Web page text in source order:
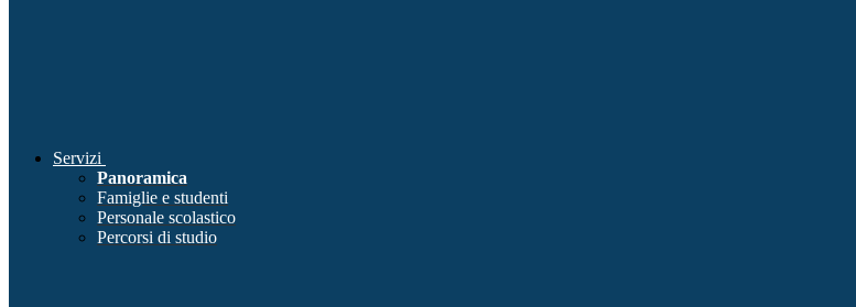
Servizi
Panoramica
Famiglie e studenti
Personale scolastico
Percorsi di studio